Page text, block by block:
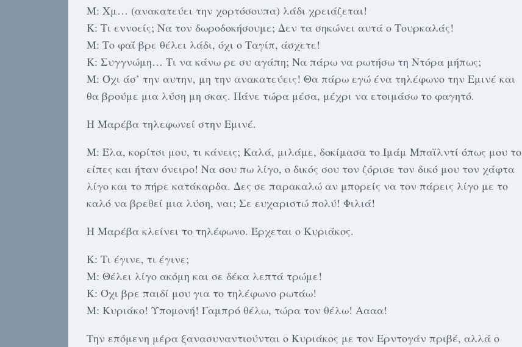
Μ: Χμ… (ανακατεύει την χορτόσουπα) λάδι χρειάζεται!
Κ: Τι εννοείς; Να τον δωροδοκήσουμε; Δεν τα σηκώνει αυτά ο Τουρκαλάς!
Μ: Το φαΐ βρε θέλει λάδι, όχι ο Ταγίπ, άσχετε!
Κ: Συγγνώμη… Τι να κάνω ρε συ αγάπη; Να πάρω να ρωτήσω τη Ντόρα μήπως;
Μ: Όχι άσ’ την αυτην, μη την ανακατεύεις! Θα πάρω εγώ ένα τηλέφωνο την Εμινέ και
θα βρούμε μια λύση μη σκας. Πάνε τώρα μέσα, μέχρι να ετοιμάσω το φαγητό.
Η Μαρέβα τηλεφωνεί στην Εμινέ.
Μ: Έλα, κορίτσι μου, τι κάνεις; Καλά, μιλάμε, δοκίμασα το Ιμάμ Μπαϊλντί όπως μου το
είπες και ήταν όνειρο! Να σου πω λίγο, ο δικός σου τον ζόρισε τον δικό μου τον χάφτα
λίγο και το πήρε κατάκαρδα. Δες σε παρακαλώ αν μπορείς να τον πάρεις λίγο με το
καλό να βρεθεί μια λύση, ναι; Σε ευχαριστώ πολύ! Φιλιά!
Η Μαρέβα κλείνει το τηλέφωνο. Έρχεται ο Κυριάκος.
Κ: Τι έγινε, τι έγινε;
Μ: Θέλει λίγο ακόμη και σε δέκα λεπτά τρώμε!
Κ: Όχι βρε παιδί μου για το τηλέφωνο ρωτάω!
Μ: Κυριάκο! Υπομονή! Γαμπρό θέλω, τώρα τον θέλω! Αααα!
Την επόμενη μέρα ξανασυναντιούνται ο Κυριάκος με τον Ερντογάν πριβέ, αλλά ο